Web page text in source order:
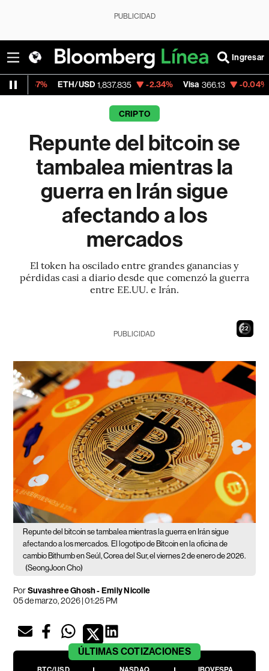
PUBLICIDAD
Ingresar
ETH/USD 1,837.835 -2.34% Visa 366.13 -0.04%
CRIPTO
Repunte del bitcoin se
tambalea mientras la
guerra en Irán sigue
afectando a los
mercados
El token ha oscilado entre grandes ganancias y
pérdidas casi a diario desde que comenzó la guerra
entre EE.UU. e Irán.
21
PUBLICIDAD
Repunte del bitcoin se tambalea mientras la guerra en Irán sigue
afectando a los mercados. El logotipo de Bitcoin en la oficina de
cambio Bithumb en Seúl, Corea del Sur, el viernes 2 de enero de 2026.
(SeongJoon Cho)
PorSuvashree Ghosh - Emily Nicolle
05 de marzo, 2026 | 01:25 PM
ÚLTIMAS COTIZACIONES